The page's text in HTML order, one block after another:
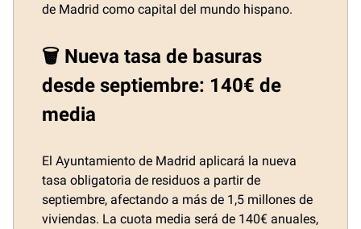
de Madrid como capital del mundo hispano.
🗑️ Nueva tasa de basuras
desde septiembre: 140€ de
media
El Ayuntamiento de Madrid aplicará la nueva
tasa obligatoria de residuos a partir de
septiembre, afectando a más de 1,5 millones de
viviendas. La cuota media será de 140€ anuales,